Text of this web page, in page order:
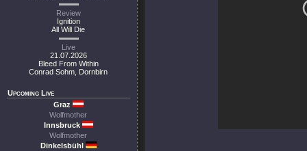
Review
Ignition
All Will Die
Live
21.07.2026
Bleed From Within
Conrad Sohm, Dornbirn
Upcoming Live
Graz
Wolfmother
Innsbruck
Wolfmother
Dinkelsbühl